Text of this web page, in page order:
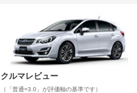
クルマレビュー
（「普通=3.0」が評価軸の基準です）